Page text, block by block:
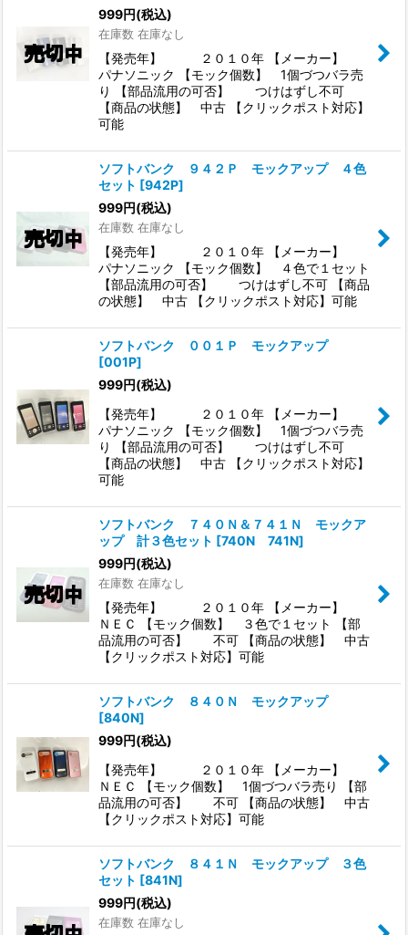
999円(税込)
在庫数 在庫なし
【発売年】 ２０１０年 【メーカー】
パナソニック 【モック個数】 1個づつバラ売
り 【部品流用の可否】 つけはずし不可
【商品の状態】 中古 【クリックポスト対応】
可能
ソフトバンク ９４２Ｐ モックアップ ４色
セット [942P]
999円(税込)
在庫数 在庫なし
【発売年】 ２０１０年 【メーカー】
パナソニック 【モック個数】 ４色で１セット
【部品流用の可否】 つけはずし不可 【商品
の状態】 中古 【クリックポスト対応】可能
ソフトバンク ００１Ｐ モックアップ
[001P]
999円(税込)
【発売年】 ２０１０年 【メーカー】
パナソニック 【モック個数】 1個づつバラ売
り 【部品流用の可否】 つけはずし不可
【商品の状態】 中古 【クリックポスト対応】
可能
ソフトバンク ７４０Ｎ＆７４１Ｎ モックア
ップ 計３色セット [740N 741N]
999円(税込)
在庫数 在庫なし
【発売年】 ２０１０年 【メーカー】
ＮＥＣ 【モック個数】 ３色で１セット 【部
品流用の可否】 不可 【商品の状態】 中古
【クリックポスト対応】可能
ソフトバンク ８４０Ｎ モックアップ
[840N]
999円(税込)
【発売年】 ２０１０年 【メーカー】
ＮＥＣ 【モック個数】 1個づつバラ売り 【部
品流用の可否】 不可 【商品の状態】 中古
【クリックポスト対応】可能
ソフトバンク ８４１Ｎ モックアップ ３色
セット [841N]
999円(税込)
在庫数 在庫なし